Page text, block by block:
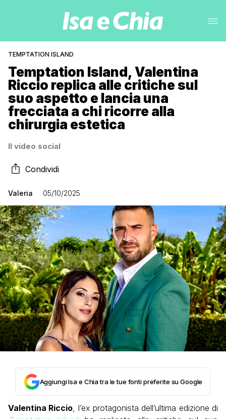
TEMPTATION ISLAND
Temptation Island, Valentina
Riccio replica alle critiche sul
suo aspetto e lancia una
frecciata a chi ricorre alla
chirurgia estetica
Il video social
Condividi
Valeria 05/10/2025
Aggiungi Isa e Chia tra le tue fonti preferite su Google
Valentina Riccio, l’ex protagonista dell’ultima edizione di